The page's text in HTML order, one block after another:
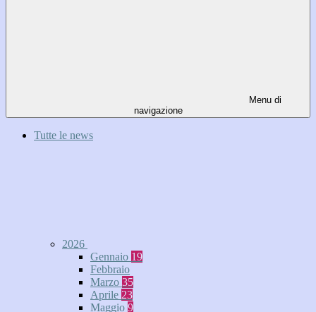
Menu di
navigazione
Tutte le news
2026
Gennaio 19
Febbraio
Marzo 35
Aprile 23
Maggio 9